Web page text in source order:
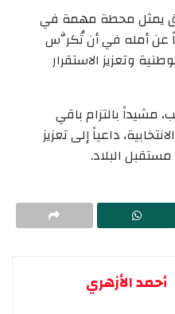
يمثل محطة مهمة في
عن أمله في أن تُكرَّس
وتعزيز الاستقرار
مشيداً بالتزام باقي
داعياً إلى تعزيز
البلاد.
أحمد الأزهري